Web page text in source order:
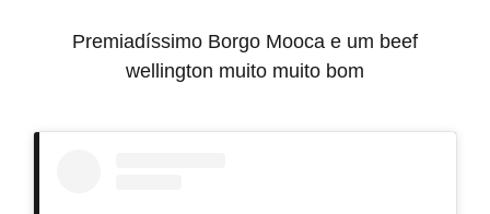
Premiadíssimo Borgo Mooca e um beef
wellington muito muito bom